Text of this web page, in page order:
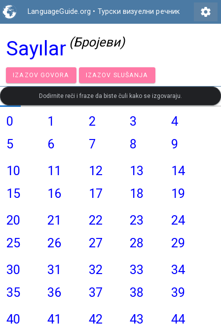
LanguageGuide.org • Турски визуелни речник settings
Sayılar (Бројеви)
IZAZOV GOVORA IZAZOV SLUŠANJA
Dodirnite reči i fraze da biste čuli kako se izgovaraju.
0 1 2 3
4
5
6 7 8
9
10
11 12 13
14
15
16 17 18
19
20
21 22 23
24
25
26 27 28
29
30
31 32 33
34
35
36 37 38
39
40
41 42 43
44